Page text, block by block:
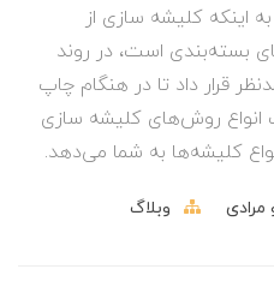
اینکه کلیشه سازی از
بسته‌بندی است، در روند
قرار داد تا در هنگام چاپ
روش‌های کلیشه سازی
کلیشه‌ها به شما می‌دهد.
مرادی وبلاگ